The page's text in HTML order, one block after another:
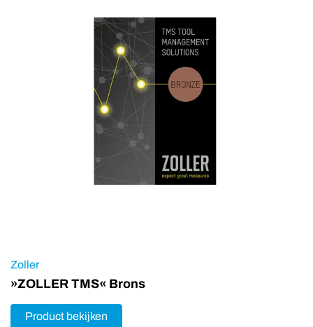
Zoller
»ZOLLER TMS« Brons
Product bekijken